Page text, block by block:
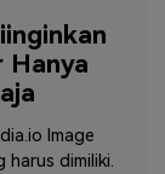
Hanya
Image
harus dimiliki.